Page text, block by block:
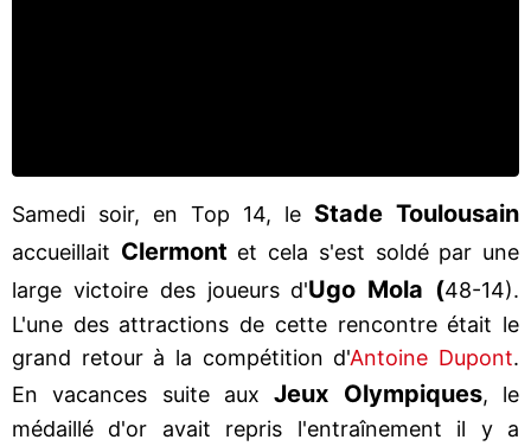
Samedi soir, en Top 14, le Stade Toulousain
accueillait Clermont et cela s'est soldé par une
large victoire des joueurs d'Ugo Mola (48-14).
L'une des attractions de cette rencontre était le
grand retour à la compétition d'Antoine Dupont.
En vacances suite auxJeux Olympiques, le
médaillé d'or avait repris l'entraînement il y a